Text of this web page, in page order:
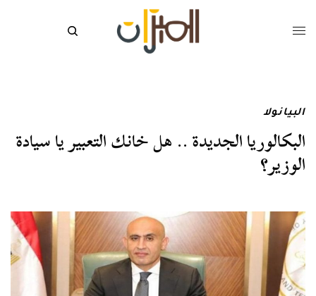
البيانولا
البكالوريا الجديدة .. هل خانك التعبير يا سيادة
الوزير؟